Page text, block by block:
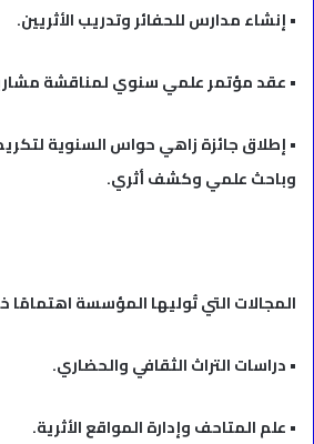
• إنشاء مدارس للحفائر وتدريب الأثريين.
• عقد مؤتمر علمي سنوي لمناقشة
• إطلاق جائزة زاهي حواس السنوية
وباحث علمي وكشف أثري.
المجالات التي تُوليها المؤسسة اهتمامًا
• دراسات التراث الثقافي والحضاري.
• علم المتاحف وإدارة المواقع الأثرية.